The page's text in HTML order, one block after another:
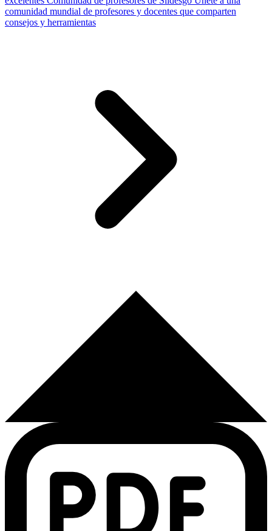
comunidad mundial de profesores y docentes que comparten
consejos y herramientas